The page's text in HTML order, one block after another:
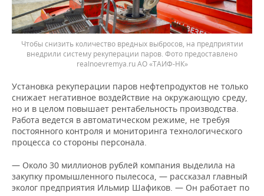
Чтобы снизить количество вредных выбросов, на предприятии
внедрили систему рекуперации паров. Фото предоставлено
realnoevremya.ru АО «ТАИФ-НК»
Установка рекуперации паров нефтепродуктов не только
снижает негативное воздействие на окружающую среду,
но и в целом повышает рентабельность производства.
Работа ведется в автоматическом режиме, не требуя
постоянного контроля и мониторинга технологического
процесса со стороны персонала.
— Около 30 миллионов рублей компания выделила на
закупку промышленного пылесоса, — рассказал главный
эколог предприятия Ильмир Шафиков. — Он работает по